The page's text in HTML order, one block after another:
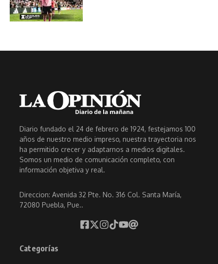
Diario fundado el 24 de febrero de 1924, festejamos 100
años de nuestro medio impreso, nuestra trayectoria nos
ha permitido crecer y adaptarnos a medios digitales.
Somos un medio de comunicación completo, con
información objetiva y real.
Direccion: Avenida 32 Pte. No. 316 Col. Santa María,
72080 Puebla, Pue..
Categorías